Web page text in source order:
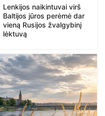
Lenkijos naikintuvai virš
Baltijos jūros perėmė dar
vieną Rusijos žvalgybinį
lėktuvą